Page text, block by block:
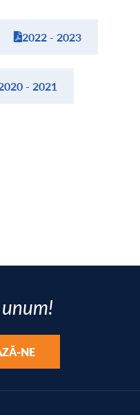
2022 - 2023
- 2021
NE